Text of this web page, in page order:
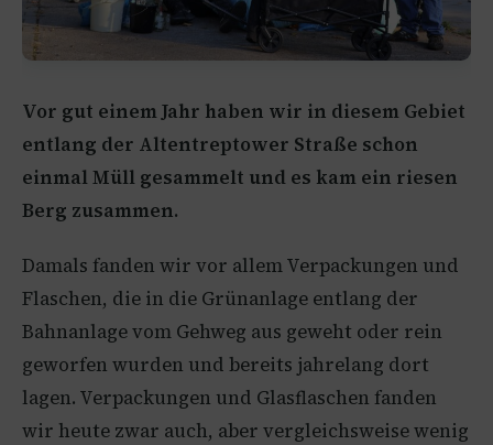
Vor gut einem Jahr haben wir in diesem Gebiet
entlang der Altentreptower Straße schon
einmal Müll gesammelt und es kam ein riesen
Berg zusammen.
Damals fanden wir vor allem Verpackungen und
Flaschen, die in die Grünanlage entlang der
Bahnanlage vom Gehweg aus geweht oder rein
geworfen wurden und bereits jahrelang dort
lagen. Verpackungen und Glasflaschen fanden
wir heute zwar auch, aber vergleichsweise wenig